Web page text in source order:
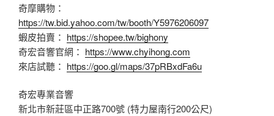
奇摩購物：
https://tw.bid.yahoo.com/tw/booth/Y5976206097
蝦皮拍賣： https://shopee.tw/bighony
奇宏音響官網： https://www.chyihong.com
來店試聽： https://goo.gl/maps/37pRBxdFa6u
奇宏專業音響
新北市新莊區中正路700號 (特力屋南行200公尺)